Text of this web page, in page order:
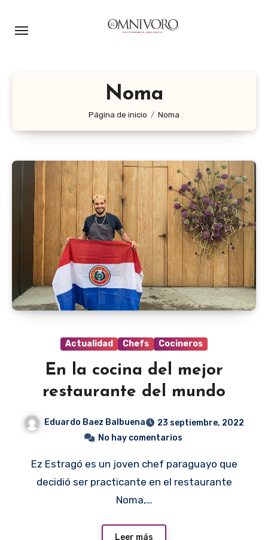
Noma
Página de inicio Noma
Actualidad Chefs Cocineros
En la cocina del mejor
restaurante del mundo
Eduardo Baez Balbuena
23 septiembre, 2022
No hay comentarios
Ez Estragó es un joven chef paraguayo que
decidió ser practicante en el restaurante
Noma,…
Leer más